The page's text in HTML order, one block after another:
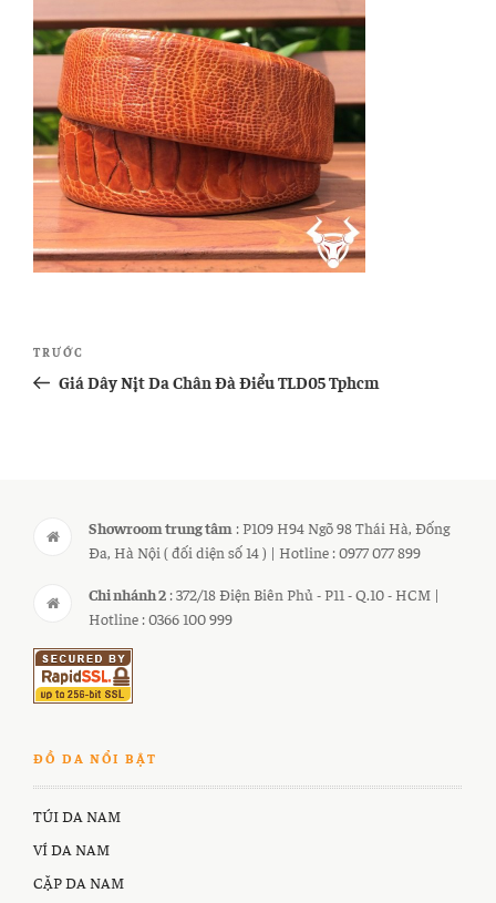
Điều
hướng
Bài
cũ
TRƯỚC
Giá Dây Nịt Da Chân Đà Điểu TLD05 Tphcm
Showroom trung tâm : P109 H94 Ngõ 98 Thái Hà, Đống
Đa, Hà Nội ( đối diện số 14 ) | Hotline : 0977 077 899
Chi nhánh 2 : 372/18 Điện Biên Phủ - P11 - Q.10 - HCM |
Hotline : 0366 100 999
ĐỒ DA NỔI BẬT
TÚI DA NAM
VÍ DA NAM
CẶP DA NAM